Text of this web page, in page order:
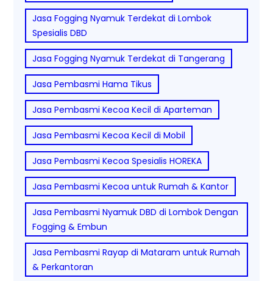
Jasa Fogging Nyamuk Terdekat di Lombok
Spesialis DBD
Jasa Fogging Nyamuk Terdekat di Tangerang
Jasa Pembasmi Hama Tikus
Jasa Pembasmi Kecoa Kecil di Aparteman
Jasa Pembasmi Kecoa Kecil di Mobil
Jasa Pembasmi Kecoa Spesialis HOREKA
Jasa Pembasmi Kecoa untuk Rumah & Kantor
Jasa Pembasmi Nyamuk DBD di Lombok Dengan
Fogging & Embun
Jasa Pembasmi Rayap di Mataram untuk Rumah
& Perkantoran